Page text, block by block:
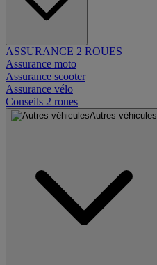
ASSURANCE 2 ROUES
Assurance moto
Assurance scooter
Assurance vélo
Conseils 2 roues
Autres véhicules